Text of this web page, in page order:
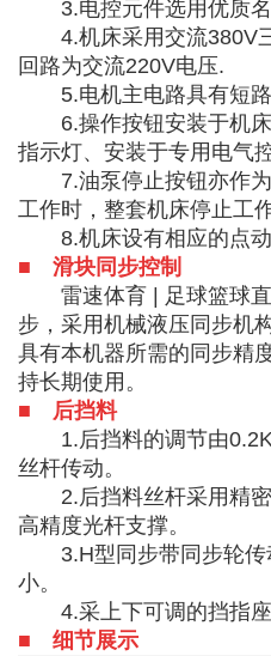
3.电控元件选用优质名
4.机床采用交流380V三
回路为交流220V电压.
5.电机主电路具有短路
6.操作按钮安装于机床
指示灯、安装于专用电气
7.油泵停止按钮亦作为
工作时，整套机床停止工作
8.机床设有相应的点动
■ 滑块同步控制
雷速体育 | 足球篮球直
步，采用机械液压同步机
具有本机器所需的同步精
持长期使用。
■ 后挡料
1.后挡料的调节由
丝杆传动。
2.后挡料丝杆采用精密
高精度光杆支撑。
3.H型同步带同步轮传
小。
4.采上下可调的挡指座
■ 细节展示